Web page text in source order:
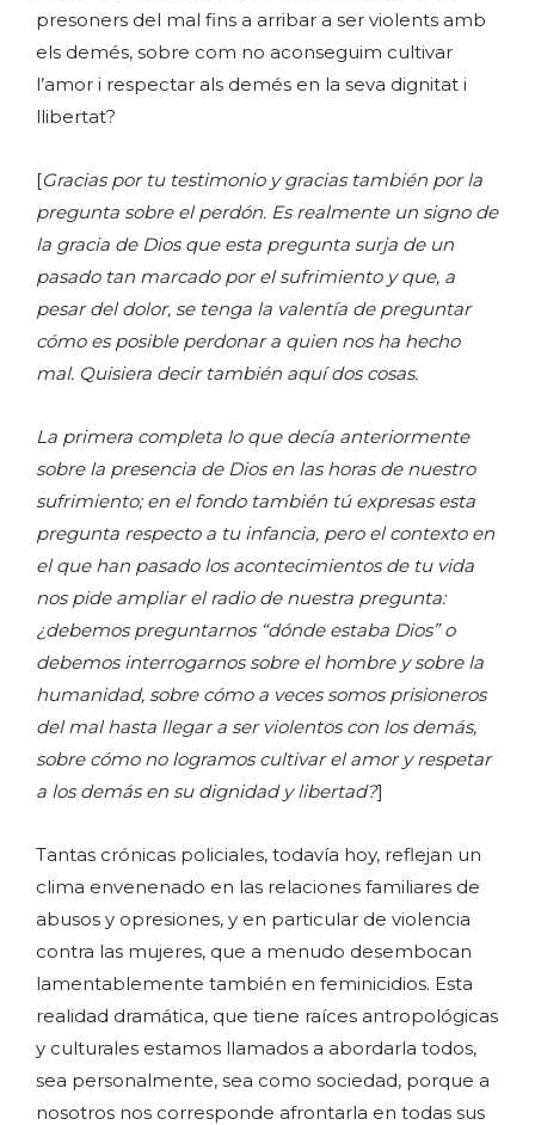
presoners del mal fins a arribar a ser violents amb
els demés, sobre com no aconseguim cultivar
l’amor i respectar als demés en la seva dignitat i
llibertat?
[Gracias por tu testimonio y gracias también por la
pregunta sobre el perdón. Es realmente un signo de
la gracia de Dios que esta pregunta surja de un
pasado tan marcado por el sufrimiento y que, a
pesar del dolor, se tenga la valentía de preguntar
cómo es posible perdonar a quien nos ha hecho
mal. Quisiera decir también aquí dos cosas.
La primera completa lo que decía anteriormente
sobre la presencia de Dios en las horas de nuestro
sufrimiento; en el fondo también tú expresas esta
pregunta respecto a tu infancia, pero el contexto en
el que han pasado los acontecimientos de tu vida
nos pide ampliar el radio de nuestra pregunta:
¿debemos preguntarnos “dónde estaba Dios” o
debemos interrogarnos sobre el hombre y sobre la
humanidad, sobre cómo a veces somos prisioneros
del mal hasta llegar a ser violentos con los demás,
sobre cómo no logramos cultivar el amor y respetar
a los demás en su dignidad y libertad?]
Tantas crónicas policiales, todavía hoy, reflejan un
clima envenenado en las relaciones familiares de
abusos y opresiones, y en particular de violencia
contra las mujeres, que a menudo desembocan
lamentablemente también en feminicidios. Esta
realidad dramática, que tiene raíces antropológicas
y culturales estamos llamados a abordarla todos,
sea personalmente, sea como sociedad, porque a
nosotros nos corresponde afrontarla en todas sus